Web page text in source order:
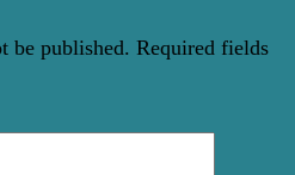
be published. Required fields